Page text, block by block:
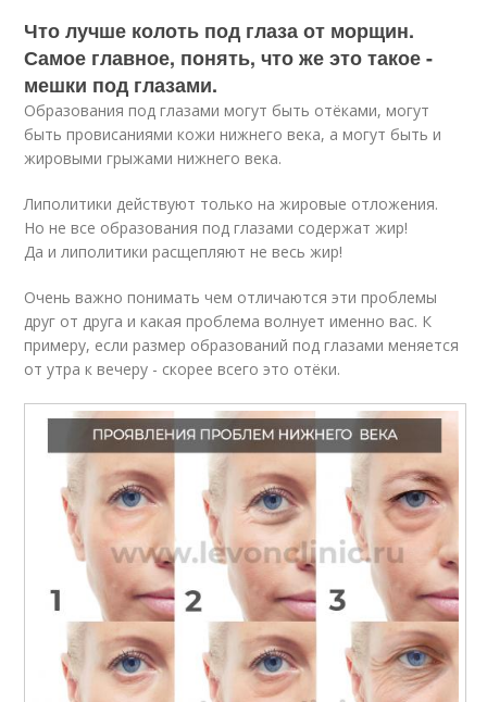
Что лучше колоть под глаза от морщин.
Самое главное, понять, что же это такое -
мешки под глазами.
Образования под глазами могут быть отёками, могут
быть провисаниями кожи нижнего века, а могут быть и
жировыми грыжами нижнего века.
Липолитики действуют только на жировые отложения.
Но не все образования под глазами содержат жир!
Да и липолитики расщепляют не весь жир!
Очень важно понимать чем отличаются эти проблемы
друг от друга и какая проблема волнует именно вас. К
примеру, если размер образований под глазами меняется
от утра к вечеру - скорее всего это отёки.